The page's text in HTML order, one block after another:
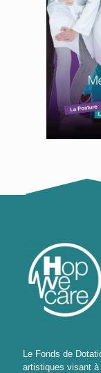
Le Fonds de
artistiques visant